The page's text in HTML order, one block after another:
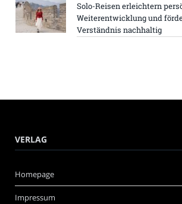
Solo-Reisen erleichtern
Weiterentwicklung und
Verständnis nachhaltig
VERLAG
Homepage
Impressum